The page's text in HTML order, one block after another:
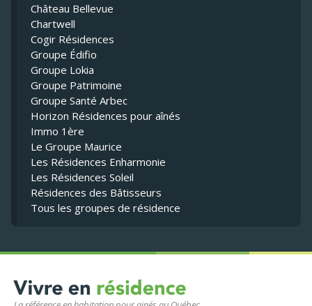
Château Bellevue
Chartwell
Cogir Résidences
Groupe Édifio
Groupe Lokia
Groupe Patrimoine
Groupe Santé Arbec
Horizon Résidences pour aînés
Immo 1ère
Le Groupe Maurice
Les Résidences Enharmonie
Les Résidences Soleil
Résidences des Bâtisseurs
Tous les groupes de résidence